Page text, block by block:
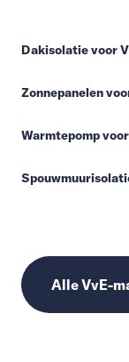
Dakisolatie voor
Zonnepanelen
Warmtepomp
Alle VvE-